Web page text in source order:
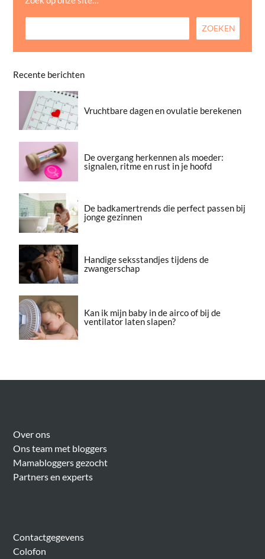
Recente berichten
Vruchtbare dagen en ovulatie berekenen
De overgang herkennen als moeder:
signalen, ritme en rust in je hoofd
De badkamertrends die perfect passen bij
jonge gezinnen
Handige seksstandjes tijdens de
zwangerschap
Kan ik mijn baby in de airco of bij de
ventilator laten slapen?
Over ons
Ons team met bloggers
Mamabloggers gezocht
Partners en experts
Contactgegevens
Colofon